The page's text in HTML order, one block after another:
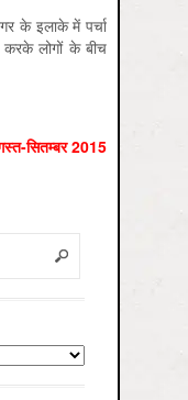
के इलाके में पर्चा
लोगों के बीच
सितम्‍बर2015